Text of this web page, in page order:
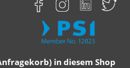
in diesem Shop